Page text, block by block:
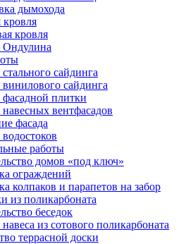
дымохода
кровля
кровля
сайдинга
сайдинга
плитки
вентфасадов
фасада
работы
домов «под ключ»
ограждений
колпаков и парапетов на забор
из поликарбоната
беседок
из сотового поликарбоната
террасной доски